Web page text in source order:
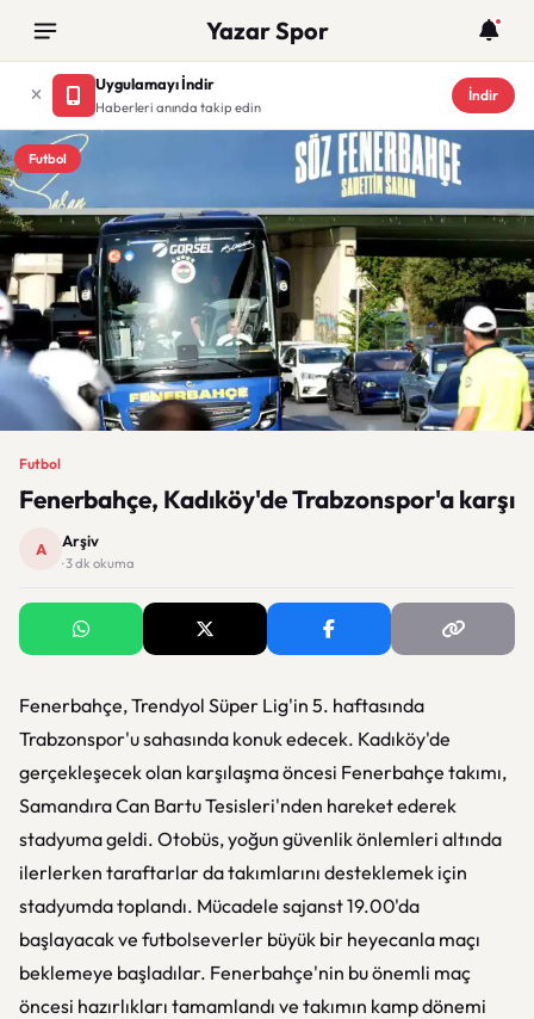
Yazar Spor
Uygulamayı İndir
Haberleri anında takip edin
İndir
Futbol
Futbol
Fenerbahçe, Kadıköy'de Trabzonspor'a karşı
A Arşiv
· 3 dk okuma
Fenerbahçe, Trendyol Süper Lig'in 5. haftasında
Trabzonspor'u sahasında konuk edecek. Kadıköy'de
gerçekleşecek olan karşılaşma öncesi Fenerbahçe takımı,
Samandıra Can Bartu Tesisleri'nden hareket ederek
stadyuma geldi. Otobüs, yoğun güvenlik önlemleri altında
ilerlerken taraftarlar da takımlarını desteklemek için
stadyumda toplandı. Mücadele sajanst 19.00'da
başlayacak ve futbolseverler büyük bir heyecanla maçı
beklemeye başladılar. Fenerbahçe'nin bu önemli maç
öncesi hazırlıkları tamamlandı ve takımın kamp dönemi